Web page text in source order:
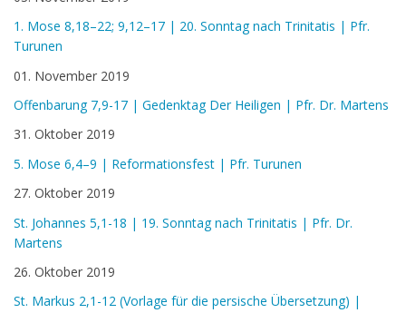
1. Mose 8,18–22; 9,12–17 | 20. Sonntag nach Trinitatis | Pfr.
Turunen
01. November 2019
Offenbarung 7,9-17 | Gedenktag Der Heiligen | Pfr. Dr. Martens
31. Oktober 2019
5. Mose 6,4–9 | Reformationsfest | Pfr. Turunen
27. Oktober 2019
St. Johannes 5,1-18 | 19. Sonntag nach Trinitatis | Pfr. Dr.
Martens
26. Oktober 2019
St. Markus 2,1-12 (Vorlage für die persische Übersetzung) |